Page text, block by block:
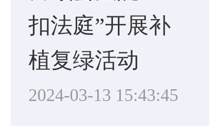
扣法庭”开展补
植复绿活动
2024-03-13 15:43:45